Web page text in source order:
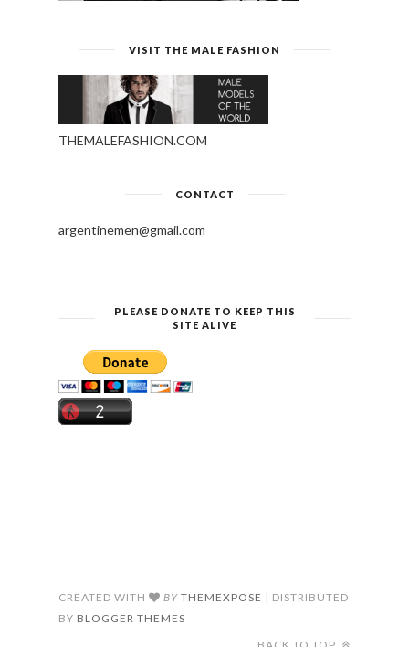
VISIT THE MALE FASHION
THEMALEFASHION.COM
CONTACT
argentinemen@gmail.com
PLEASE DONATE TO KEEP THIS
SITE ALIVE
CREATED WITH BY THEMEXPOSE | DISTRIBUTED
BY BLOGGER THEMES